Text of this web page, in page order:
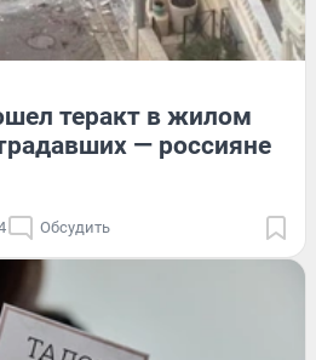
теракт в жилом
— россияне
Обсудить